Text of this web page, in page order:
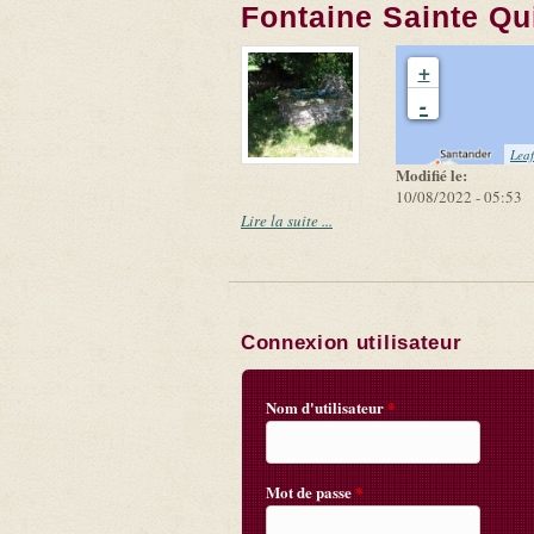
Fontaine Sainte
+
-
Modifié le:
10/08/2022 - 05:53
Lire la suite ...
Connexion utilisateur
Nom d'utilisateur*
Mot de passe*